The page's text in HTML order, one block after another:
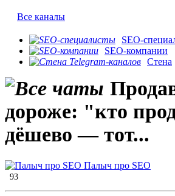
Все каналы
SEO-
SEO-компании
Стена
дороже: "кто
дёшево — тот...
Палыч про SEO
93